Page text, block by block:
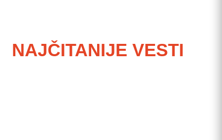
NAJČITANIJE VESTI